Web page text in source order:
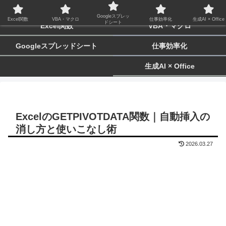
biz-tactics
Excel関数 VBA・マクロ
Googleスプレッドシート 仕事効率化
生成AI × Office
ExcelのGETPIVOTDATA関数｜自動挿入の
消し方と使いこなし術
2026.03.27
Excel関数 VBA・マクロ
Googleスプレッ
ドシート
仕事効率化 生成AI × Office